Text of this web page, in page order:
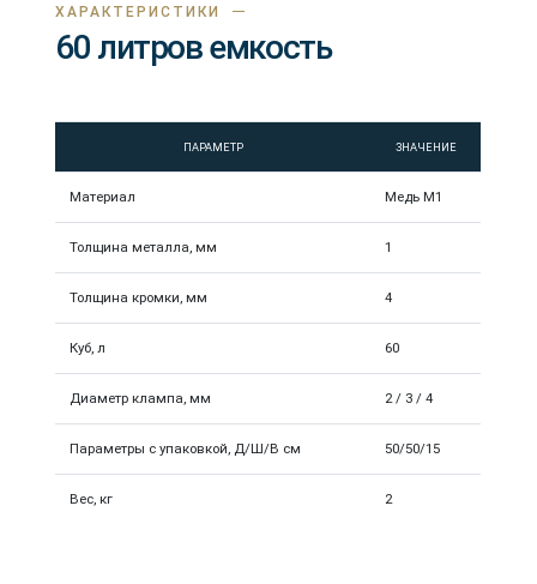
ХАРАКТЕРИСТИКИ
60 литров емкость
ПАРАМЕТР ЗНАЧЕНИЕ
Материал Медь М1
Толщина металла, мм 1
Толщина кромки, мм 4
Куб, л 60
Диаметр клампа, мм 2 / 3 / 4
Параметры с упаковкой, Д/Ш/В см 50/50/15
Вес, кг 2